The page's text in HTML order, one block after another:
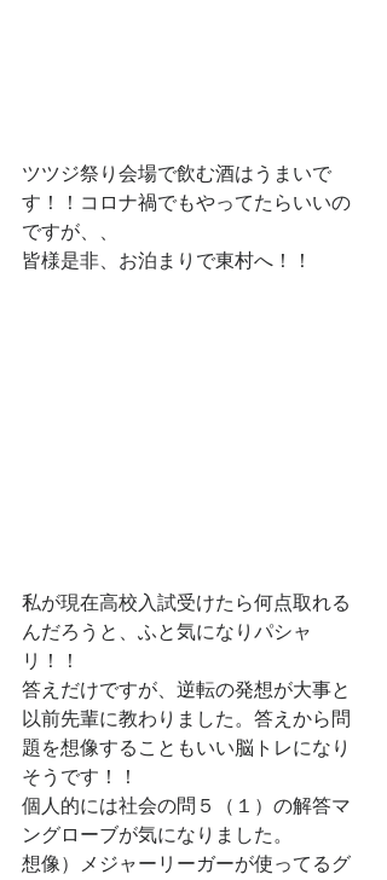
ツツジ祭り会場で飲む酒はうまいで
す！！コロナ禍でもやってたらいいの
ですが、、
皆様是非、お泊まりで東村へ！！
私が現在高校入試受けたら何点取れる
んだろうと、ふと気になりパシャ
リ！！
答えだけですが、逆転の発想が大事と
以前先輩に教わりました。答えから問
題を想像することもいい脳トレになり
そうです！！
個人的には社会の問５（１）の解答マ
ングローブが気になりました。
想像）メジャーリーガーが使ってるグ